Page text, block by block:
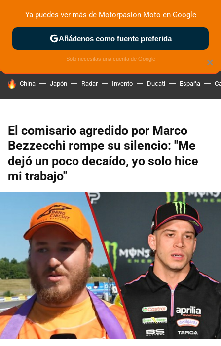
ZONA DE PRUEBAS DEPORTIVAS MOTOS ELÉCTRICAS
HOY SE HABLA DE
China Japón Radar Invento Ducati España
El comisario agredido por Marco
Bezzecchi rompe su silencio: "Me
dejó un poco decaído, yo solo hice
mi trabajo"
×
Ya puedes ver más de Motorpasion Moto en Google
Añádenos como fuente preferida
Solo necesitas una cuenta de Google